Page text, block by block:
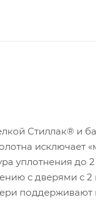
Стиллак® и
исключает
уплотнения до
с дверями с